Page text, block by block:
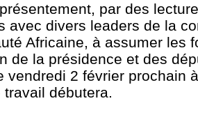
par des
avec divers leaders de la
Africaine, à assumer les
de la présidence et des
vendredi 2 février prochain
débutera.